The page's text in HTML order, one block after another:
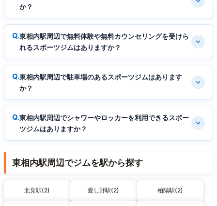
か？
東相内駅周辺で無料体験や無料カウンセリングを受けら
れるスポーツジムはありますか？
東相内駅周辺で駐車場のあるスポーツジムはあります
か？
東相内駅周辺でシャワーやロッカーを利用できるスポー
ツジムはありますか？
東相内駅周辺でジムを駅から探す
北見駅(2) 愛し野駅(2) 柏陽駅(2)